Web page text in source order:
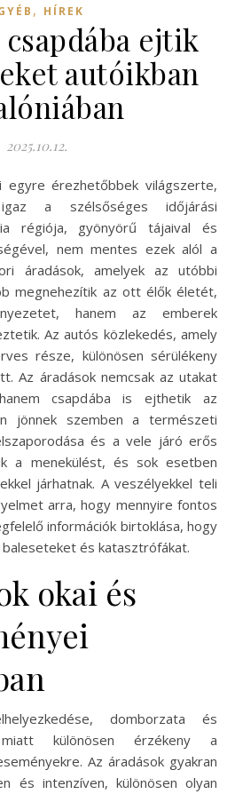
, HÍREK
ejtik
autóikban
2025.10.12.
a szélsőséges időjárási
régiója, gyönyörű tájaival és
nem mentes ezek alól a
áradások, amelyek az utóbbi
megnehezítik az ott élők életét,
hanem az emberek
Az autós közlekedés, amely
része, különösen sérülékeny
Az áradások nemcsak az utakat
csapdába is ejthetik az
jönnek szemben a természeti
és a vele járó erős
a menekülést, és sok esetben
járhatnak. A veszélyekkel teli
arra, hogy mennyire fontos
információk birtoklása, hogy
baleseteket és katasztrófákat.
okai és
domborzata és
különösen érzékeny a
Az áradások gyakran
és intenzíven, különösen olyan